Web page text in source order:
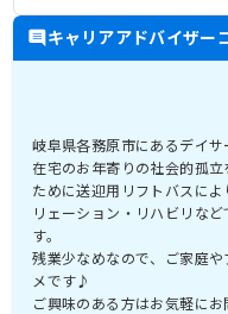
キャリアアドバイザー
岐阜県各務原市にあるデイサ
在宅のお年寄りの社会的孤
ために送迎用リフトバスに
リェーション・リハビリな
す。
残業少なめなので、ご家庭
メです♪
ご興味のある方はお気軽にお